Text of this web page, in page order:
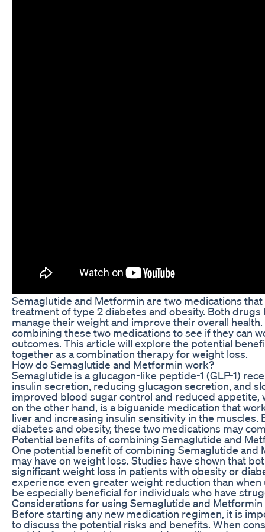
Semaglutide and Metformin are two medications
treatment of type 2 diabetes and obesity. Both
manage their weight and improve their overall
combining these two medications to see if they can
outcomes. This article will explore the potential
together as a combination therapy for weight loss.
How do Semaglutide and Metformin work?
Semaglutide is a glucagon-like peptide-1 (GLP-1)
insulin secretion, reducing glucagon secretion, and
improved blood sugar control and reduced appetite,
on the other hand, is a biguanide medication that
liver and increasing insulin sensitivity in the
diabetes and obesity, these two medications may
Potential benefits of combining Semaglutide and
One potential benefit of combining Semaglutide
may have on weight loss. Studies have shown that
significant weight loss in patients with obesity or
experience even greater weight reduction than
be especially beneficial for individuals who have
Considerations for using Semaglutide and
Before starting any new medication regimen, it is
to discuss the potential risks and benefits. When